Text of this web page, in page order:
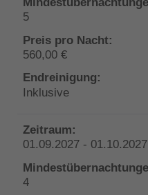
5
560,00 €
Inklusive
01.09.2027 - 01.10.2027
4